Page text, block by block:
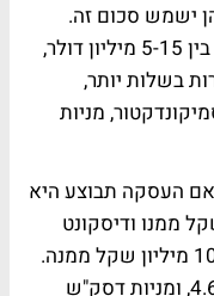
ישמש סכום זה.
מדובר, הוא מגלה - בהשקעות שינועו בין 5-15 מיליון דולר,
בשלות יותר,
מניות
אם העסקה תבוצע היא
86-117 מיליון שקל ממנו ודיסקונט
השקעות תרשום רווח הון של 101-135 מיליון שקל ממנה.
מניות פולאר השקעות מזנקות ב-4.63%, ומניות דסק"ש